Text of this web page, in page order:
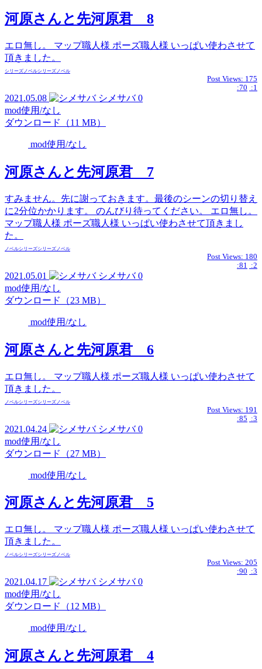
河原さんと先河原君 8
エロ無し。 マップ職人様 ポーズ職人様 いっぱい使わさせて
頂きました。
シリーズノベルシリーズノベル
Post Views: 175
:70 :1
2021.05.08 シメサバ 0
mod使用/なし
ダウンロード（11 MB）
mod使用/なし
河原さんと先河原君 7
すみません。先に謝っておきます。最後のシーンの切り替え
に2分位かかります。 のんびり待ってください。 エロ無し。
マップ職人様 ポーズ職人様 いっぱい使わさせて頂きまし
た。
ノベルシリーズシリーズ ノベル
Post Views: 180
:81
:2
2021.05.01 シメサバ 0
mod使用/なし
ダウンロード（23 MB）
mod使用/なし
河原さんと先河原君 6
エロ無し。 マップ職人様 ポーズ職人様 いっぱい使わさせて
頂きました。
ノベルシリーズシリーズ ノベル
Post Views: 191
:85 :3
2021.04.24 シメサバ 0
mod使用/なし
ダウンロード（27 MB）
mod使用/なし
河原さんと先河原君 5
エロ無し。 マップ職人様 ポーズ職人様 いっぱい使わさせて
頂きました。
ノベルシリーズシリーズノベル
Post Views: 205
:90 :3
2021.04.17 シメサバ 0
mod使用/なし
ダウンロード（12 MB）
mod使用/なし
河原さんと先河原君 4